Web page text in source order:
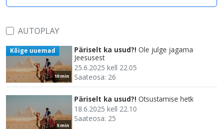
AUTOPLAY
10 min
Kõige uuemad Päriselt ka usud?! Ole julge jagama
Jeesusest
25.6.2025 kell 22.05
Saateosa: 26
5 min
Päriselt ka usud?! Otsustamise hetk
18.6.2025 kell 22.10
Saateosa: 25